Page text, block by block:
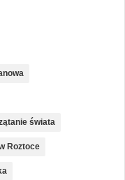
świata
Roztoce